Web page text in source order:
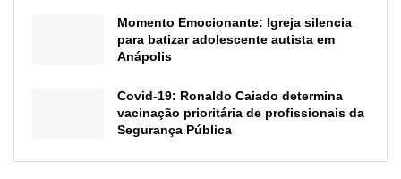
Momento Emocionante: Igreja silencia
para batizar adolescente autista em
Anápolis
Covid-19: Ronaldo Caiado determina
vacinação prioritária de profissionais da
Segurança Pública